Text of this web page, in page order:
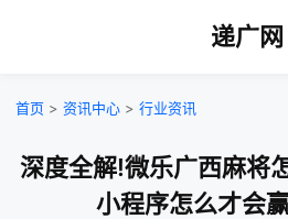
递广网
首页 > 资讯中心 > 行业资讯
深度全解!微乐广西麻将
小程序怎么才会